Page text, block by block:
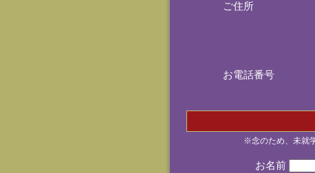
ご住所
お電話番号
※念のため、未就
お名前